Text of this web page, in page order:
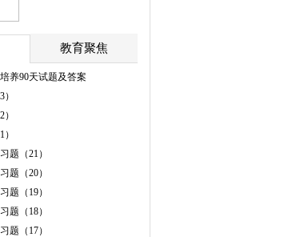
教育聚焦
养90天试题及答案
题（21）
题（20）
题（19）
题（18）
题（17）